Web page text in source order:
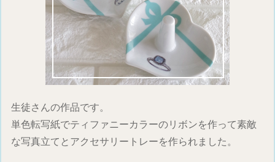
生徒さんの作品です。
単色転写紙でティファニーカラーのリボンを作って素敵
な写真立てとアクセサリートレーを作られました。